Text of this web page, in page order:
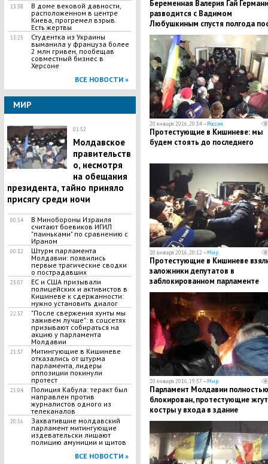
13:38
В доме вековой давности,
расположенном в центре
Киева, прогремел взрыв.
Есть жертвы
13:23
Студентка из Украины
выманила у француза более
2 млн гривен, пообещав
совместный бизнес в
Херсоне
ВСЕ НОВОСТИ »
МИР
01:52
Молдавское
правительств
о, несмотря
на обещания
президента, тайно приняло
присягу среди ночи
00:54
В Минобороны Израиля
считают боевиков ИГИЛ
"паиньками" по сравнению с
Ираном
00:32
Штурм парламента
Молдавии: появились
первые трагические сводки
о пострадавших
23:07
ЕС и США призывали
полицейских и активистов в
Кишиневе к сдержанности:
нужно установить диалог
22:37
"После свержения хунты мы
заживем лучше": в соцсетях
призывают собираться на
акцию у парламента
Молдавии
21:37
Митингующие в Кишиневе
отказались от штурма
парламента, лидеры
оппозиции покинули
протест
21:04
Полиция Кабула: теракт был
направлен против
журналистов одного из
телеканалов
20:56
Захватившие молдавский
парламент митингующие
издевательски лишают
полицию амуниции и щитов
ВСЕ НОВОСТИ »
Беременная Валерия Гай
разводится с Вадимом
Любушкиным спустя полгода
свадьбы
20 января 2016, 20:34 —Россия
Протестующие в Кишиневе: мы
будем стоять до последнего
20 января 2016, 20:12 —Мир
Протестующие в Кишиневе
заложники депутатов в
заблокированном парламенте
20 января 2016, 19:57 —Мир
Парламент Молдавии полностью
блокирован, протестующие жгут
костры у входа в здание